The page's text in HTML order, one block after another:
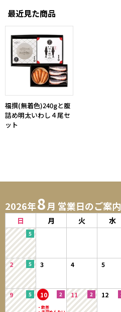
最近見た商品
福撰(無着色)240gと腹
詰め明太いわし４尾セ
ット
2026年8月 営業日のご案内
日 月 火 水
2 3 4 5
9 10 11 12